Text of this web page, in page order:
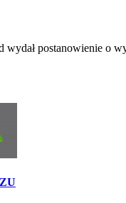
wydał postanowienie o